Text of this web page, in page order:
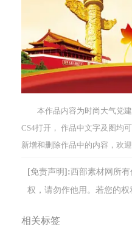
本作品内容为时尚大气党
CS4打开， 作品中文字及图均
新增和删除作品中的内容，欢
[免责声明]:西部素材网所
权，请勿作他用。若您的
相关标签